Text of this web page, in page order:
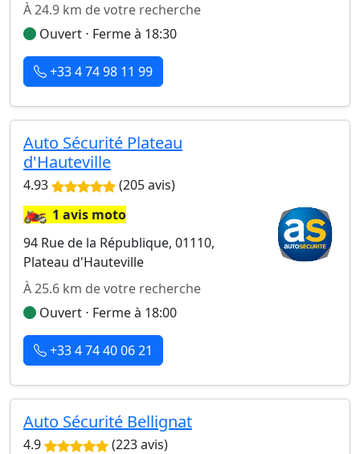
À 24.9 km de votre recherche
Ouvert ⋅ Ferme à 18:30
+33 4 74 98 11 99
Auto Sécurité Plateau
d'Hauteville
4.93 (205 avis)
🏍️1 avis moto
94 Rue de la République, 01110,
Plateau d'Hauteville
À 25.6 km de votre recherche
Ouvert ⋅ Ferme à 18:00
+33 4 74 40 06 21
Auto Sécurité Bellignat
4.9 (223 avis)